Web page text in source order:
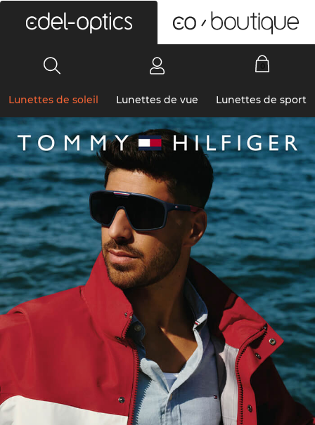
Lunettes de soleil Lunettes de vue Lunettes de sport